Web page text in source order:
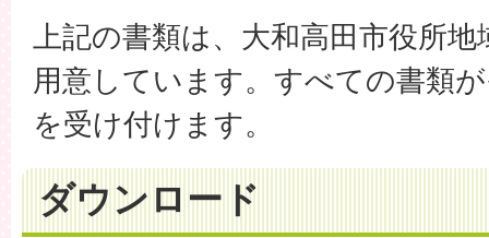
上記の書類は、大和高田市役所
用意しています。すべての書類
を受け付けます。
ダウンロード